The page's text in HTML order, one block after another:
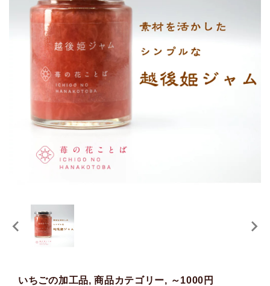
いちごの加工品, 商品カテゴリー, ～1000円